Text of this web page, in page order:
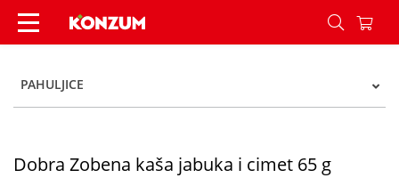
Dobra Zobena kaša jabuka i cimet 65 g - Konzum
PAHULJICE
Dobra Zobena kaša jabuka i cimet 65 g